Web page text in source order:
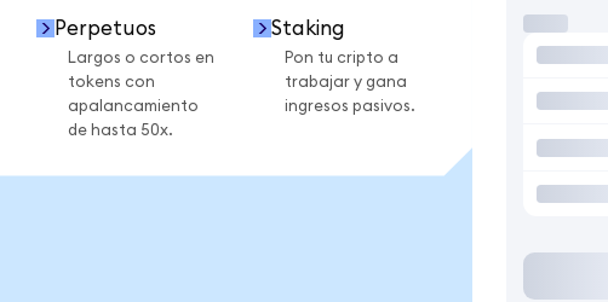
Perpetuos
Largos o cortos en
tokens con
apalancamiento
de hasta 50x.
Staking
Pon tu cripto a
trabajar y gana
ingresos pasivos.